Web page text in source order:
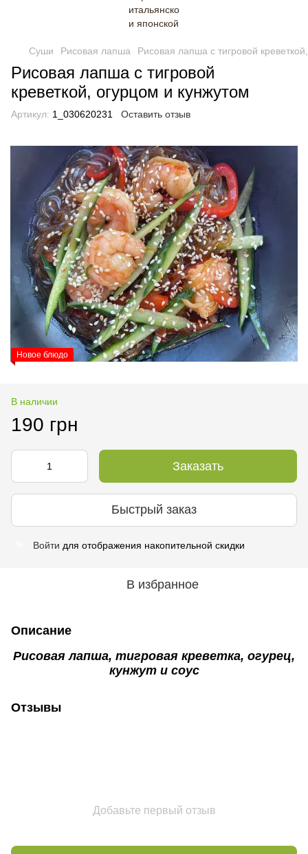
Суши Рисовая лапша Рисовая лапша с тигровой
Рисовая лапша с тигровой
креветкой, огурцом и кунжутом
Артикул: 1_030620231 Оставить отзыв
Новое блюдо
В наличии
190 грн
Заказать
Быстрый заказ
Войти для отображения накопительной скидки
В избранное
Описание
Рисовая лапша, тигровая креветка, огурец,
кунжут и соус
Отзывы
Добавьте первый отзыв